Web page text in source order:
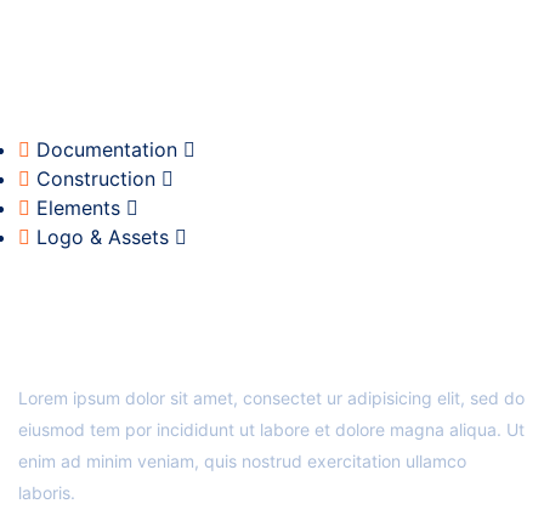
Documentation
Construction
Elements
Logo & Assets
Lorem ipsum dolor sit amet, consectet ur adipisicing elit, sed do
eiusmod tem por incididunt ut labore et dolore magna aliqua. Ut
enim ad minim veniam, quis nostrud exercitation ullamco
laboris.